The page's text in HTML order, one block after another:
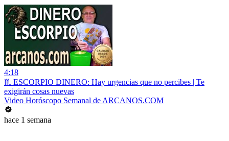
4:18
♏ ESCORPIO DINERO: Hay urgencias que no percibes | Te
exigirán cosas nuevas
Video Horóscopo Semanal de ARCANOS.COM
hace 1 semana